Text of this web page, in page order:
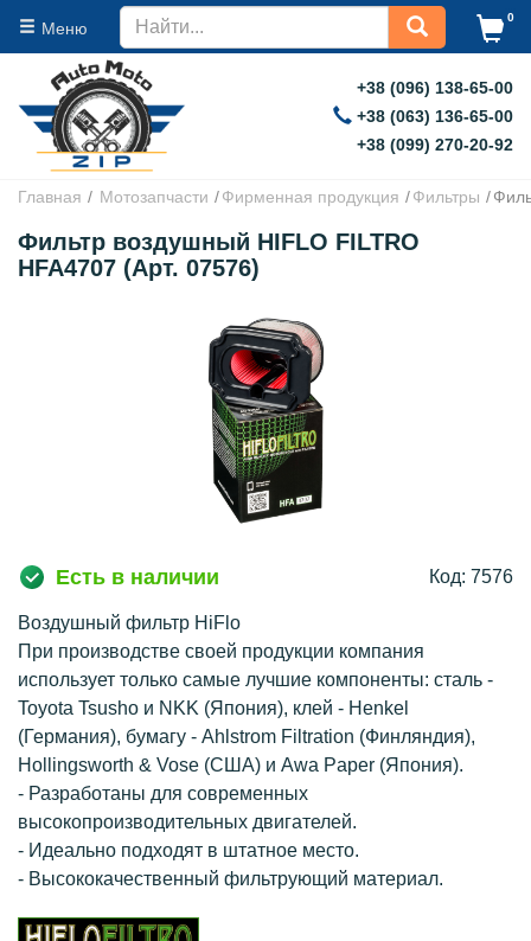
Меню
0
+38 (096) 138-65-00
+38 (063) 136-65-00
+38 (099) 270-20-92
Главная Мотозапчасти Фирменная продукция Фильтры
Фильтр воздушный HIFLO FILTRO
HFA4707 (Арт. 07576)
Есть в наличии Код: 7576
Воздушный фильтр HiFlo
При производстве своей продукции компания
использует только самые лучшие компоненты: сталь -
Toyota Tsusho и NKK (Япония), клей - Henkel
(Германия), бумагу - Ahlstrom Filtration (Финляндия),
Hollingsworth & Vose (США) и Awa Paper (Япония).
- Разработаны для современных
высокопроизводительных двигателей.
- Идеально подходят в штатное место.
- Высококачественный фильтрующий материал.